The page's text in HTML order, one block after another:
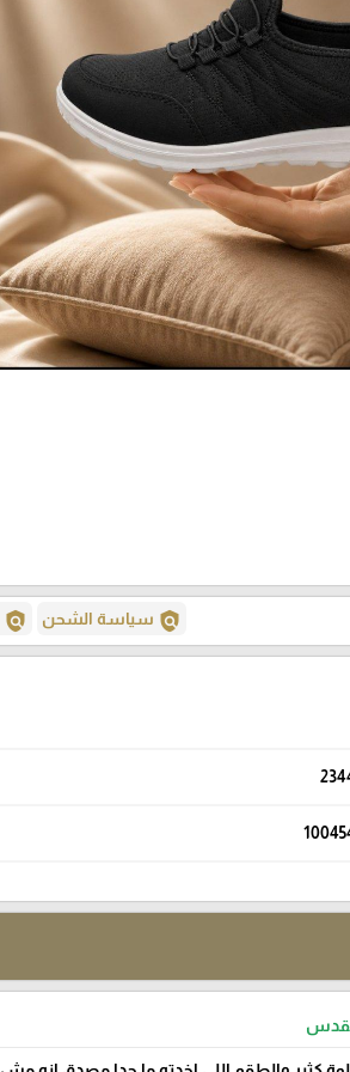
policy سياسة الشحن policy